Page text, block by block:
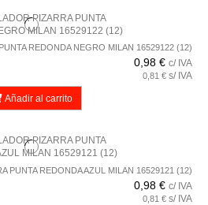
REDONDA NEGRO MILAN 16529122 (12)
0,98 € c/ IVA
0,81 € s/ IVA
Añadir al carrito
PUNTA REDONDA AZUL MILAN 16529121 (12)
0,98 € c/ IVA
0,81 € s/ IVA